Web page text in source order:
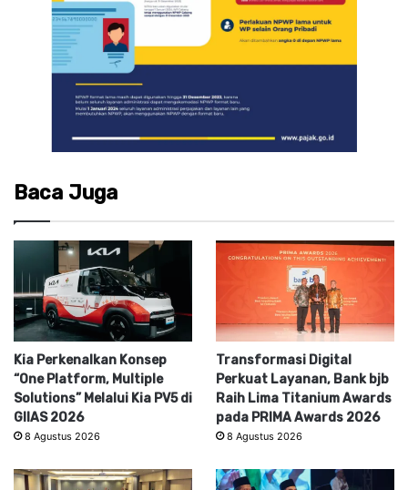
Baca Juga
Kia Perkenalkan Konsep
“One Platform, Multiple
Solutions” Melalui Kia PV5 di
GIIAS 2026
8 Agustus 2026
Transformasi Digital
Perkuat Layanan, Bank bjb
Raih Lima Titanium Awards
pada PRIMA Awards 2026
8 Agustus 2026